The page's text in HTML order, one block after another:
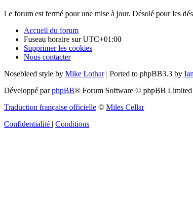
Le forum est fermé pour une mise à jour. Désolé pour les
Accueil du forum
Fuseau horaire surUTC+01:00
Supprimer les cookies
Nous contacter
Nosebleed style by Mike Lothar| Ported to phpBB3.3 by
Développé parphpBB® Forum Software © phpBB Limited
Traduction française officielle © Miles Cellar
Confidentialité | Conditions